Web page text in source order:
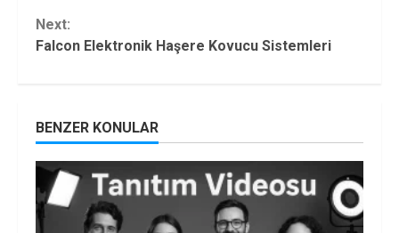
Next:
Falcon Elektronik Haşere Kovucu Sistemleri
BENZER KONULAR